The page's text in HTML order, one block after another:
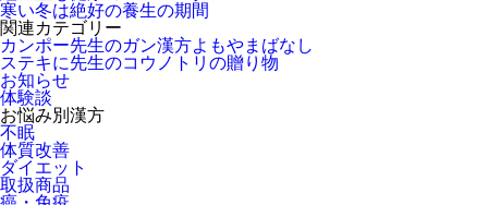
寒い冬は絶好の養生の期間
関連カテゴリー
カンポー先生のガン漢方よもやまばなし
ステキに先生のコウノトリの贈り物
お知らせ
体験談
お悩み別漢方
不眠
体質改善
ダイエット
取扱商品